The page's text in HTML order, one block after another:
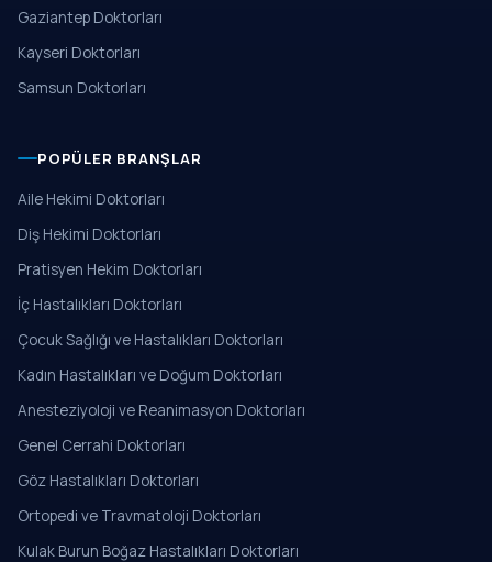
Gaziantep Doktorları
Kayseri Doktorları
Samsun Doktorları
POPÜLER BRANŞLAR
Aile Hekimi Doktorları
Diş Hekimi Doktorları
Pratisyen Hekim Doktorları
İç Hastalıkları Doktorları
Çocuk Sağlığı ve Hastalıkları Doktorları
Kadın Hastalıkları ve Doğum Doktorları
Anesteziyoloji ve Reanimasyon Doktorları
Genel Cerrahi Doktorları
Göz Hastalıkları Doktorları
Ortopedi ve Travmatoloji Doktorları
Kulak Burun Boğaz Hastalıkları Doktorları